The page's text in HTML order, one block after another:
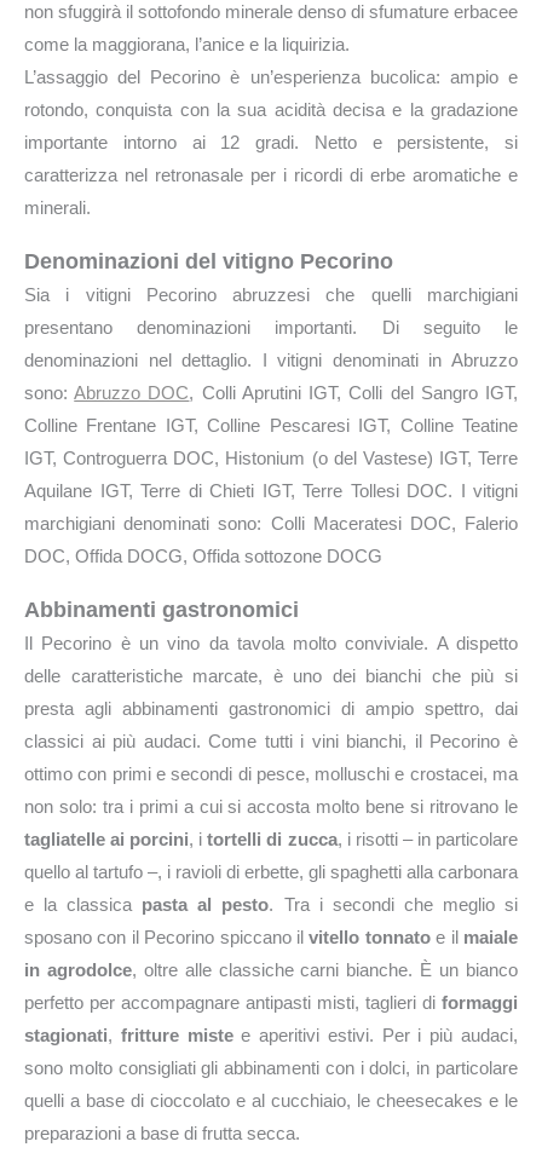
non sfuggirà il sottofondo minerale denso di sfumature erbacee
come la maggiorana, l’anice e la liquirizia.
L’assaggio del Pecorino è un’esperienza bucolica: ampio e
rotondo, conquista con la sua acidità decisa e la gradazione
importante intorno ai 12 gradi. Netto e persistente, si
caratterizza nel retronasale per i ricordi di erbe aromatiche e
minerali.
Denominazioni del vitigno Pecorino
Sia i vitigni Pecorino abruzzesi che quelli marchigiani
presentano denominazioni importanti. Di seguito le
denominazioni nel dettaglio. I vitigni denominati in Abruzzo
sono:Abruzzo DOC, Colli Aprutini IGT, Colli del Sangro IGT,
Colline Frentane IGT, Colline Pescaresi IGT, Colline Teatine
IGT, Controguerra DOC, Histonium (o del Vastese) IGT, Terre
Aquilane IGT, Terre di Chieti IGT, Terre Tollesi DOC. I vitigni
marchigiani denominati sono: Colli Maceratesi DOC, Falerio
DOC, Offida DOCG, Offida sottozone DOCG
Abbinamenti gastronomici
Il Pecorino è un vino da tavola molto conviviale. A dispetto
delle caratteristiche marcate, è uno dei bianchi che più si
presta agli abbinamenti gastronomici di ampio spettro, dai
classici ai più audaci. Come tutti i vini bianchi, il Pecorino è
ottimo con primi e secondi di pesce, molluschi e crostacei, ma
non solo: tra i primi a cui si accosta molto bene si ritrovano le
tagliatelle ai porcini, itortelli di zucca, i risotti – in particolare
quello al tartufo –, i ravioli di erbette, gli spaghetti alla carbonara
e la classica pasta al pesto. Tra i secondi che meglio si
sposano con il Pecorino spiccano ilvitello tonnatoe il maiale
in agrodolce, oltre alle classiche carni bianche. È un bianco
perfetto per accompagnare antipasti misti, taglieri di formaggi
stagionati, fritture mistee aperitivi estivi. Per i più audaci,
sono molto consigliati gli abbinamenti con i dolci, in particolare
quelli a base di cioccolato e al cucchiaio, le cheesecakes e le
preparazioni a base di frutta secca.